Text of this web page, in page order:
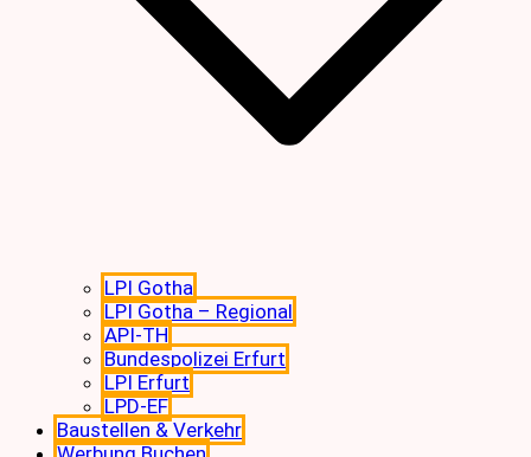
LPI Gotha
LPI Gotha – Regional
API-TH
Bundespolizei Erfurt
LPI Erfurt
LPD-EF
Baustellen & Verkehr